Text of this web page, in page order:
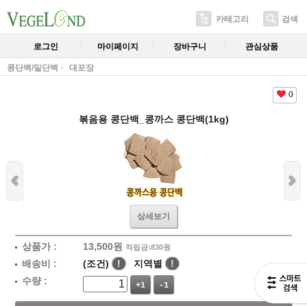
카테고리 검색
로그인 마이페이지 장바구니 관심상품
콩단백/밀단백 대포장
0
볶음용 콩단백_콩까스 콩단백(1kg)
상세보기
상품가 : 13,500원 적립금:830원
배송비 : (조건) ! 지역별
!
수량 :
+1 -1